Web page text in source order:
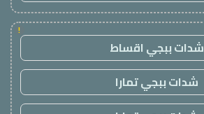
!
شدات ببجي اقساط
شدات ببجي تمارا